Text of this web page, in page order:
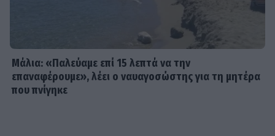
Μάλια: «Παλεύαμε επί 15 λεπτά να την
επαναφέρουμε», λέει ο ναυαγοσώστης για τη μητέρα
που πνίγηκε